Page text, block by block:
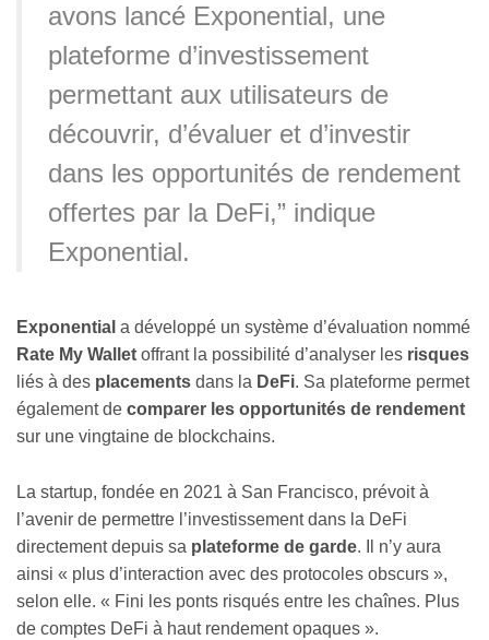
avons lancé Exponential, une
plateforme d’investissement
permettant aux utilisateurs de
découvrir, d’évaluer et d’investir
dans les opportunités de rendement
offertes par la DeFi,” indique
Exponential.
Exponential a développé un système d’évaluation nommé
Rate My Wallet offrant la possibilité d’analyser les risques
liés à des placements dans la DeFi. Sa plateforme permet
également de comparer les opportunités de rendement
sur une vingtaine de blockchains.
La startup, fondée en 2021 à San Francisco, prévoit à
l’avenir de permettre l’investissement dans la DeFi
directement depuis sa plateforme de garde. Il n’y aura
ainsi « plus d’interaction avec des protocoles obscurs »,
selon elle. « Fini les ponts risqués entre les chaînes. Plus
de comptes DeFi à haut rendement opaques ».